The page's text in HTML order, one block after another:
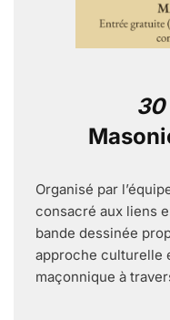
Organisé par
consacré aux liens
bande dessinée
approche culturelle
maçonnique à